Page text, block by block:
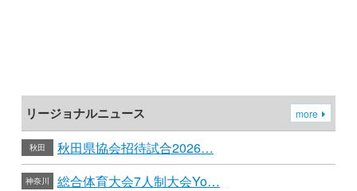
リージョナルニュース more
秋田 秋田県協会招待試合2026…
神奈川 総合体育大会7人制大会Yo…